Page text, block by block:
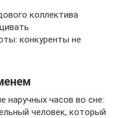
коллектива
конкуренты не
наручных часов во сне:
человек, который